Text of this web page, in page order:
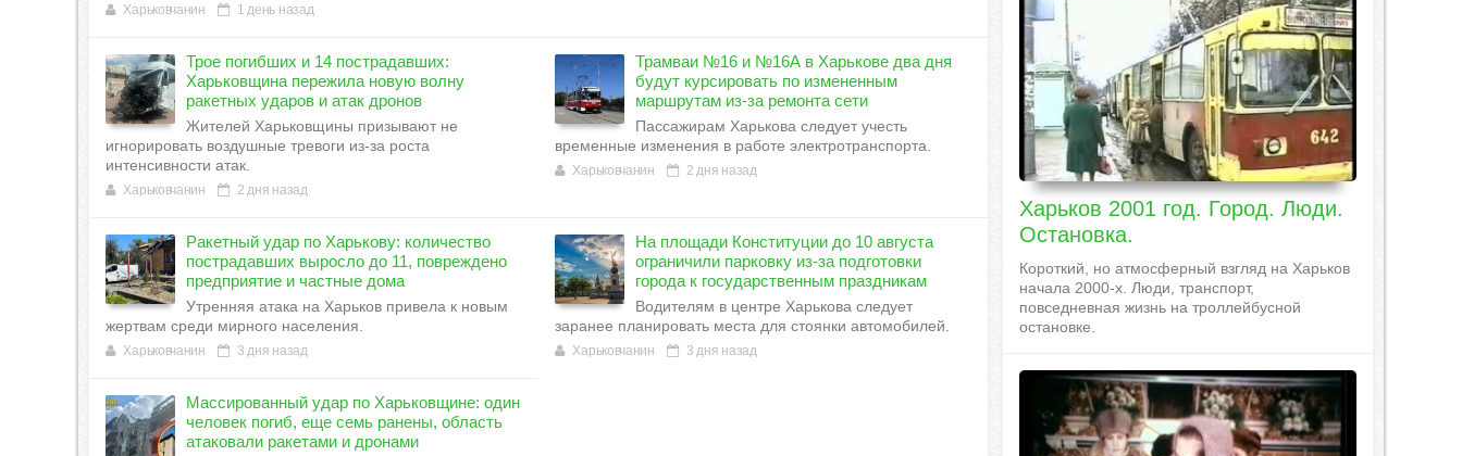
Харьковчанин 1 день назад
Трое погибших и 14 пострадавших:
Харьковщина пережила новую волну
ракетных ударов и атак дронов
Жителей Харьковщины призывают не
игнорировать воздушные тревоги из-за роста
интенсивности атак.
Харьковчанин 2 дня назад
Трамваи №16 и №16А в Харькове два дня
будут курсировать по измененным
маршрутам из-за ремонта сети
Пассажирам Харькова следует учесть
временные изменения в работе электротранспорта.
Харьковчанин 2 дня назад
Ракетный удар по Харькову: количество
пострадавших выросло до 11, повреждено
предприятие и частные дома
Утренняя атака на Харьков привела к новым
жертвам среди мирного населения.
Харьковчанин 3 дня назад
На площади Конституции до 10 августа
ограничили парковку из-за подготовки
города к государственным праздникам
Водителям в центре Харькова следует
заранее планировать места для стоянки автомобилей.
Харьковчанин 3 дня назад
Массированный удар по Харьковщине: один
человек погиб, еще семь ранены, область
атаковали ракетами и дронами
Харьков 2001 год. Город. Люди.
Остановка.
Короткий, но атмосферный взгляд на Харьков
начала 2000-х. Люди, транспорт,
повседневная жизнь на троллейбусной
остановке.